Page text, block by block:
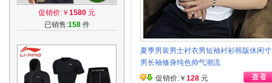
商务休闲春秋修身薄款大码爸
爸装外套
促销价:￥ 1580 元
已销售:158件
夏季男装男士衬衣男短袖衬衫韩版休闲
男长袖修身纯色帅气潮流
促销价:￥ 128 元